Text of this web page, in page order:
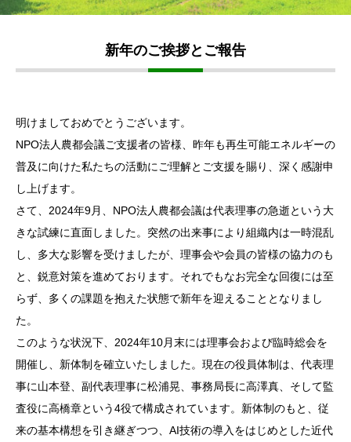
新年のご挨拶とご報告
明けましておめでとうございます。
NPO法人農都会議ご支援者の皆様、昨年も再生可能エネルギーの
普及に向けた私たちの活動にご理解とご支援を賜り、深く感謝申
し上げます。
さて、2024年9月、NPO法人農都会議は代表理事の急逝という大
きな試練に直面しました。突然の出来事により組織内は一時混乱
し、多大な影響を受けましたが、理事会や会員の皆様の協力のも
と、鋭意対策を進めております。それでもなお完全な回復には至
らず、多くの課題を抱えた状態で新年を迎えることとなりまし
た。
このような状況下、2024年10月末には理事会および臨時総会を
開催し、新体制を確立いたしました。現在の役員体制は、代表理
事に山本登、副代表理事に松浦晃、事務局長に高澤真、そして監
査役に高橋章という4役で構成されています。新体制のもと、従
来の基本構想を引き継ぎつつ、AI技術の導入をはじめとした近代